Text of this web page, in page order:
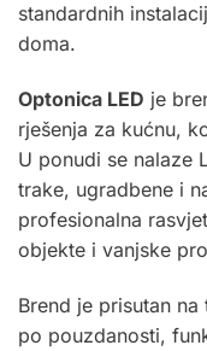
standardnih
doma.
Optonica LED je
rješenja za kućnu,
U ponudi se nalaze
trake, ugradbene i
profesionalna
objekte i vanjske
Brend je prisutan
po pouzdanosti,